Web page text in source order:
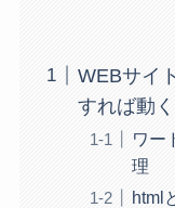
WEBサイ
すれば動く
ワー
理
html